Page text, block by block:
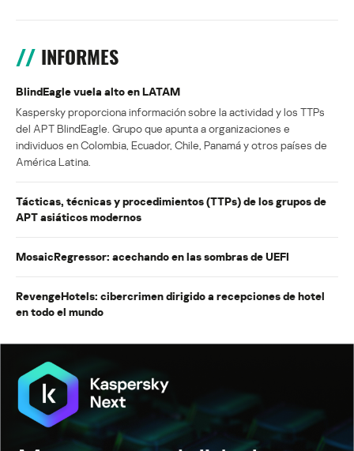
INFORMES
BlindEagle vuela alto en LATAM
Kaspersky proporciona información sobre la actividad y los TTPs
del APT BlindEagle. Grupo que apunta a organizaciones e
individuos en Colombia, Ecuador, Chile, Panamá y otros países de
América Latina.
Tácticas, técnicas y procedimientos (TTPs) de los grupos de
APT asiáticos modernos
MosaicRegressor: acechando en las sombras de UEFI
RevengeHotels: cibercrimen dirigido a recepciones de hotel
en todo el mundo